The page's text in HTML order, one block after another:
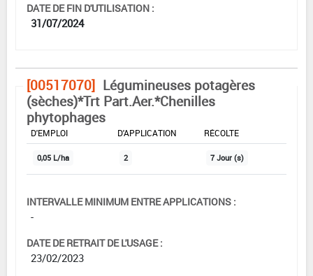
DATE DE FIN D'UTILISATION :
31/07/2024
[00517070] Légumineuses potagères
(sèches)*Trt Part.Aer.*Chenilles
phytophages
DOSE MAX
D'EMPLOI
D'APPLICATION
RÉCOLTE
0,05 L/ha 2 7 Jour (s)
INTERVALLE MINIMUM ENTRE APPLICATIONS :
-
DATE DE RETRAIT DE L'USAGE :
23/02/2023